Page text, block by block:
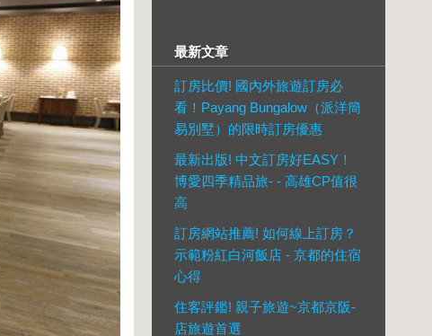
最新文章
訂房比價! 國內外旅遊訂房必
看！Payang Bungalow（派洋簡
易別墅）的限時訂房優惠
最新出版! 中文訂房好EASY！
博愛四季精品旅- - 高雄CP值很
高
訂房網站推薦! 如何線上訂房？
示範粉紅白河飯店 - 京都的住宿
心得
住客評鑑! 親子旅遊~京都京阪-
店旅遊首選